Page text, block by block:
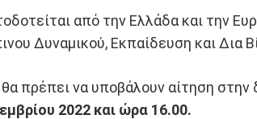
από την Ελλάδα και την
Δυναμικού, Εκπαίδευση και Δια
πρέπει να υποβάλουν αίτηση
2022 και ώρα 16.00.